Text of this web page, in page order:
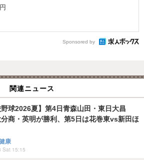
Sponsored by
関連ニュース
野球2026夏】第4日青森山田・東日大昌
商・英明が勝利、第5日は花巻東vs新田ほ
康
Sat 15:15